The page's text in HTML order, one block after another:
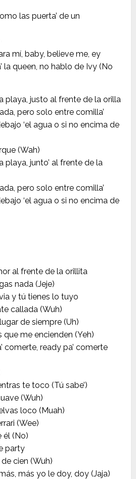
las puerta’ de un
mí, baby, believe me, ey
la queen, no hablo de Ivy (No
playa, justo al frente de la orilla
pero solo entre comilla’
‘el agua o si no encima de
(Wah)
playa, junto’ al frente de la
pero solo entre comilla’
‘el agua o si no encima de
al frente de la orillita
nada (Jeje)
y tú tienes lo tuyo
callada (Wuh)
de siempre (Uh)
me encienden (Yeh)
comerte, ready pa’ comerte
te toco (Tú sabe’)
(Wuh)
loco (Muah)
(Wee)
él (No)
party
cien (Wuh)
más yo le doy, doy (Jaja)